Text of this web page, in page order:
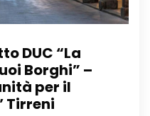
DUC “La
Borghi” –
per il
Tirreni